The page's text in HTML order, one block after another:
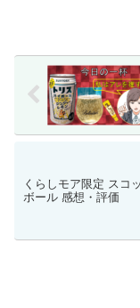
くらしモア限定 スコ
ボール 感想・評価